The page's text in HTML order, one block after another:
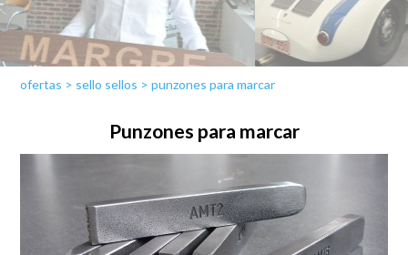
ofertas > sello sellos >punzones para marcar
Punzones para marcar